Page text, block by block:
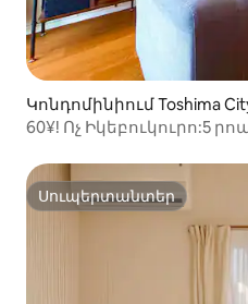
Կոնդոմինիում Toshima
60¥! Ոչ Իկեբուկուրո:5
Սուպերտանտեր
Սուպերտանտեր